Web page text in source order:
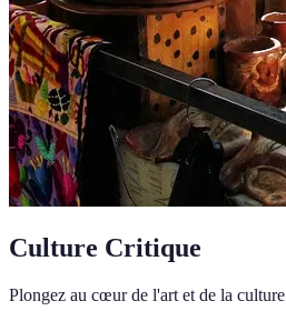
Culture Critique
Plongez au cœur de l'art et de la culture